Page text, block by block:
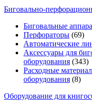
Биговально-
Биговальные
Перфораторы (69)
Автоматические
Аксессуары для
оборудования (343)
Расходные
оборудования (8)
Оборудование для